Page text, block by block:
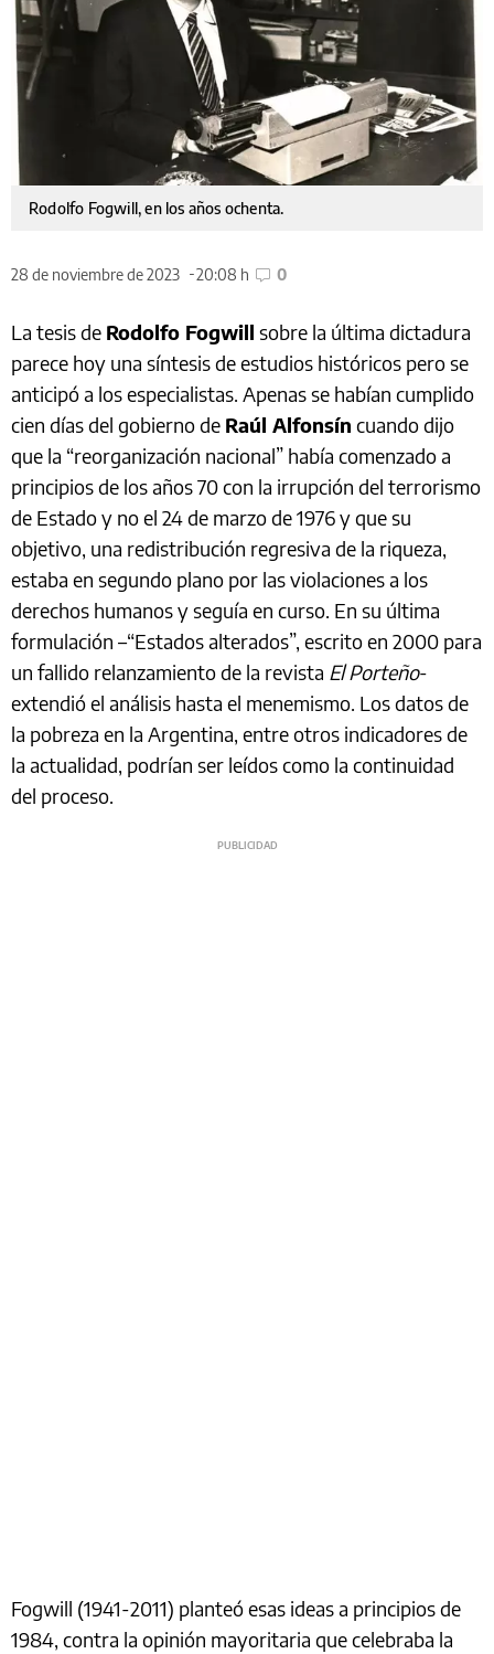
Rodolfo Fogwill, en los años ochenta.
28 de noviembre de 2023 20:08 h 0
La tesis de Rodolfo Fogwill sobre la última dictadura
parece hoy una síntesis de estudios históricos pero se
anticipó a los especialistas. Apenas se habían cumplido
cien días del gobierno de Raúl Alfonsín cuando dijo
que la “reorganización nacional” había comenzado a
principios de los años 70 con la irrupción del terrorismo
de Estado y no el 24 de marzo de 1976 y que su
objetivo, una redistribución regresiva de la riqueza,
estaba en segundo plano por las violaciones a los
derechos humanos y seguía en curso. En su última
formulación –“Estados alterados”, escrito en 2000 para
un fallido relanzamiento de la revista El Porteño-
extendió el análisis hasta el menemismo. Los datos de
la pobreza en la Argentina, entre otros indicadores de
la actualidad, podrían ser leídos como la continuidad
del proceso.
Fogwill (1941-2011) planteó esas ideas a principios de
1984, contra la opinión mayoritaria que celebraba la